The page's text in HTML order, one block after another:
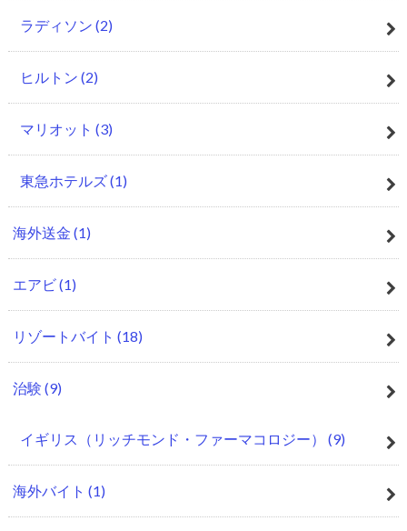
ラディソン (2)
ヒルトン (2)
マリオット (3)
東急ホテルズ(1)
海外送金 (1)
エアビ(1)
リゾートバイト (18)
治験 (9)
イギリス（リッチモンド・ファーマコロジー） (9)
海外バイト (1)